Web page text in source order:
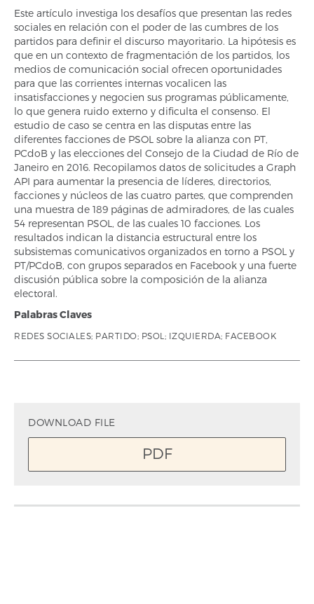
Este artículo investiga los desafíos que presentan las redes
sociales en relación con el poder de las cumbres de los
partidos para definir el discurso mayoritario. La hipótesis es
que en un contexto de fragmentación de los partidos, los
medios de comunicación social ofrecen oportunidades
para que las corrientes internas vocalicen las
insatisfacciones y negocien sus programas públicamente,
lo que genera ruido externo y dificulta el consenso. El
estudio de caso se centra en las disputas entre las
diferentes facciones de PSOL sobre la alianza con PT,
PCdoB y las elecciones del Consejo de la Ciudad de Río de
Janeiro en 2016. Recopilamos datos de solicitudes a Graph
API para aumentar la presencia de líderes, directorios,
facciones y núcleos de las cuatro partes, que comprenden
una muestra de 189 páginas de admiradores, de las cuales
54 representan PSOL, de las cuales 10 facciones. Los
resultados indican la distancia estructural entre los
subsistemas comunicativos organizados en torno a PSOL y
PT/PCdoB, con grupos separados en Facebook y una fuerte
discusión pública sobre la composición de la alianza
electoral.
Palabras Claves
REDES SOCIALES; PARTIDO; PSOL; IZQUIERDA; FACEBOOK
DOWNLOAD FILE
PDF